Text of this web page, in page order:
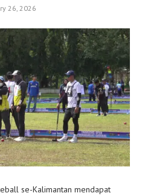
26, 2026
se-Kalimantan mendapat